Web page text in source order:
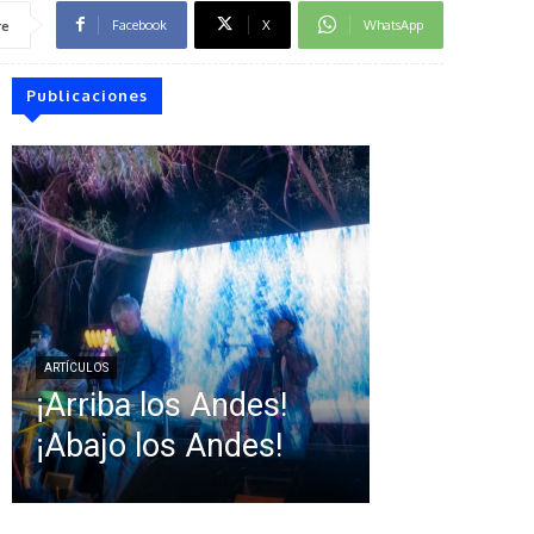
Facebook X WhatsApp
Publicaciones
ARTÍCULOS
¡Arriba los Andes!
¡Abajo los Andes!